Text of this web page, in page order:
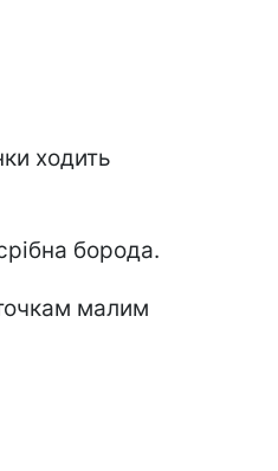
ходить
борода.
малим